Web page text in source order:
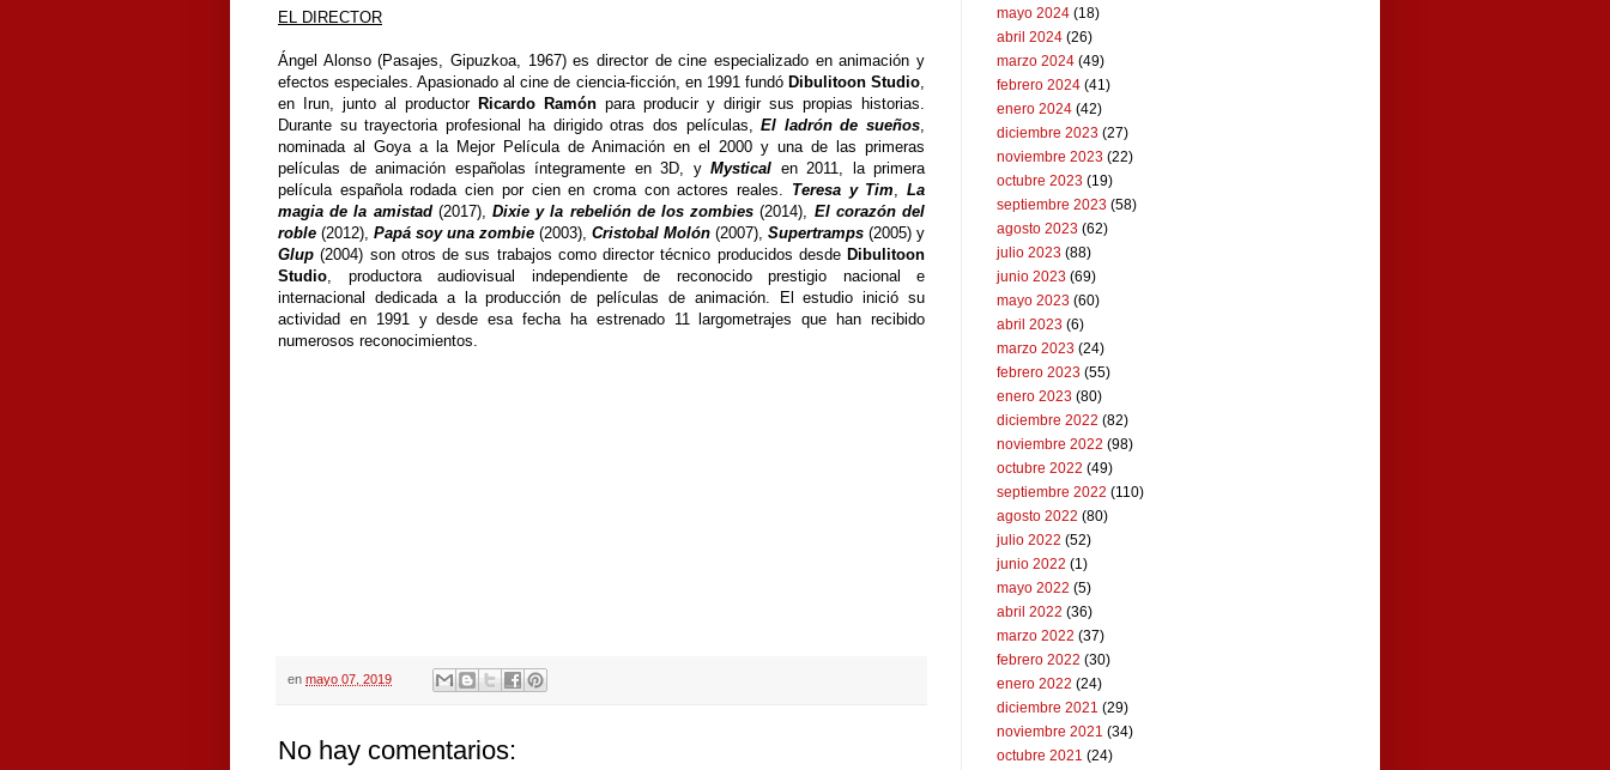
EL DIRECTOR
Ángel Alonso (Pasajes, Gipuzkoa, 1967) es director de cine especializado en animación y
efectos especiales. Apasionado al cine de ciencia-ficción, en 1991 fundó Dibulitoon Studio,
en Irun, junto al productor Ricardo Ramón para producir y dirigir sus propias historias.
Durante su trayectoria profesional ha dirigido otras dos películas,El ladrón de sueños,
nominada al Goya a la Mejor Película de Animación en el 2000 y una de las primeras
películas de animación españolas íntegramente en 3D, y Mystical en 2011, la primera
película española rodada cien por cien en croma con actores reales. Teresa y Tim,La
magia de la amistad(2017),Dixie y la rebelión de los zombies (2014), El corazón del
roble (2012), Papá soy una zombie (2003), Cristobal Molón (2007), Supertramps (2005) y
Glup(2004) son otros de sus trabajos como director técnico producidos desde Dibulitoon
Studio, productora audiovisual independiente de reconocido prestigio nacional e
internacional dedicada a la producción de películas de animación. El estudio inició su
actividad en 1991 y desde esa fecha ha estrenado 11 largometrajes que han recibido
numerosos reconocimientos.
en mayo 07, 2019
No hay comentarios:
mayo 2024 (18)
abril 2024 (26)
marzo 2024 (49)
febrero 2024 (41)
enero 2024 (42)
diciembre 2023 (27)
noviembre 2023 (22)
octubre 2023 (19)
septiembre 2023 (58)
agosto 2023 (62)
julio 2023 (88)
junio 2023 (69)
mayo 2023 (60)
abril 2023 (6)
marzo 2023 (24)
febrero 2023 (55)
enero 2023 (80)
diciembre 2022 (82)
noviembre 2022 (98)
octubre 2022 (49)
septiembre 2022 (110)
agosto 2022 (80)
julio 2022 (52)
junio 2022 (1)
mayo 2022 (5)
abril 2022 (36)
marzo 2022 (37)
febrero 2022 (30)
enero 2022 (24)
diciembre 2021 (29)
noviembre 2021 (34)
octubre 2021 (24)